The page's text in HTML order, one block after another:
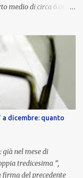
medio di circa 6.000
risultato La
variabile dello
per valorizzare
risorse e il
dell’Istruzione
2024, il MIM ha
i dati a NoiPA,
in busta paga . Gli
riconosciuto è di 6....
a dicembre: quanto
già nel mese di
tredicesima ”,
firma del precedente